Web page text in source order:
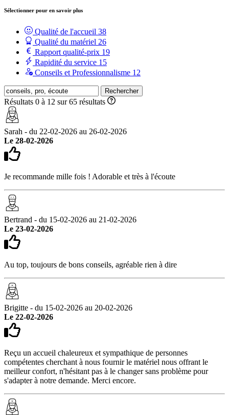
Sélectionner pour en savoir plus
Qualité de l'accueil 38
Qualité du matériel 26
Rapport qualité-prix 19
Rapidité du service 15
Conseils et Professionnalisme 12
Rechercher
Résultats 0 à 12 sur 65 résultats
Sarah - du 22-02-2026 au 26-02-2026
Le 28-02-2026
Je recommande mille fois ! Adorable et très à l'écoute
Bertrand - du 15-02-2026 au 21-02-2026
Le 23-02-2026
Au top, toujours de bons conseils, agréable rien à dire
Brigitte - du 15-02-2026 au 20-02-2026
Le 22-02-2026
Reçu un accueil chaleureux et sympathique de personnes
compétentes cherchant à nous fournir le matériel nous offrant le
meilleur confort, n'hésitant pas à le changer sans problème pour
s'adapter à notre demande. Merci encore.